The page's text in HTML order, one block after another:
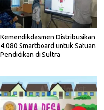
Kemendikdasmen Distribusikan
4.080 Smartboard untuk Satuan
Pendidikan di Sultra